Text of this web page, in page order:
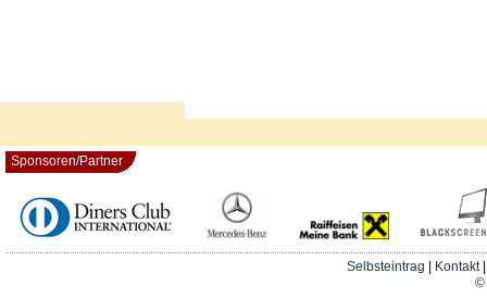
Sponsoren/Partner
Selbsteintrag Kontakt
©